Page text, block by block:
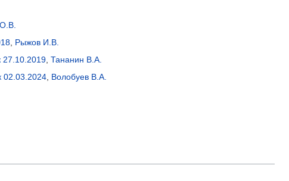
, Рыжов И.В.
27.10.2019, Тананин В.А.
02.03.2024, Волобуев В.А.